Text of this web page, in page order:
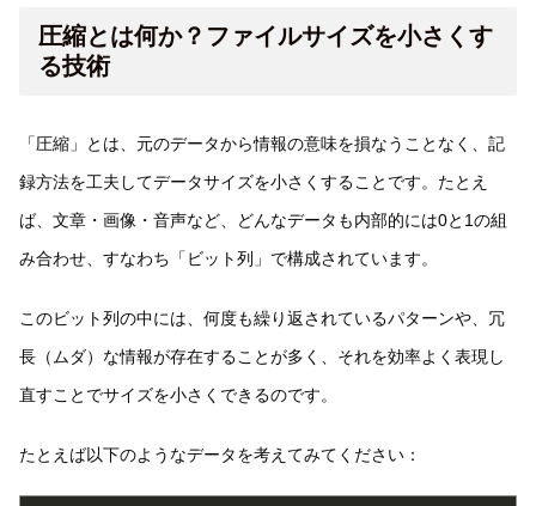
圧縮とは何か？ファイルサイズを小さくす
る技術
「圧縮」とは、元のデータから情報の意味を損なうことなく、記
録方法を工夫してデータサイズを小さくすることです。たとえ
ば、文章・画像・音声など、どんなデータも内部的には0と1の組
み合わせ、すなわち「ビット列」で構成されています。
このビット列の中には、何度も繰り返されているパターンや、冗
長（ムダ）な情報が存在することが多く、それを効率よく表現し
直すことでサイズを小さくできるのです。
たとえば以下のようなデータを考えてみてください：